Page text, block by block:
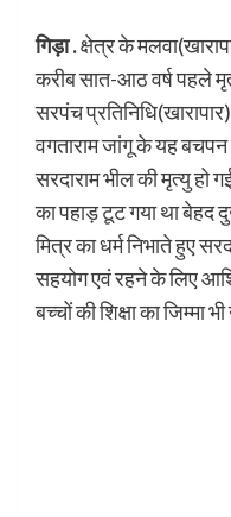
गिड़ा .क्षेत्र के
करीब सात-आठ वर्ष पहले
सरपंच
वगताराम जांगू के यह
सरदाराम भील की मृत्यु हो
का पहाड़ टूट गया था बेहद
मित्र का धर्म निभाते हुए
सहयोग एवं रहने के लिए
बच्चों की शिक्षा का जिम्मा